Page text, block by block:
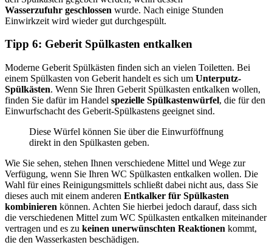
Wasserzufuhr geschlossen wurde. Nach einige Stunden
Einwirkzeit wird wieder gut durchgespült.
Tipp 6: Geberit Spülkasten entkalken
Moderne Geberit Spülkästen finden sich an vielen Toiletten. Bei
einem Spülkasten von Geberit handelt es sich um Unterputz-
Spülkästen. Wenn Sie Ihren Geberit Spülkasten entkalken wollen,
finden Sie dafür im Handel spezielle Spülkastenwürfel, die für den
Einwurfschacht des Geberit-Spülkastens geeignet sind.
Diese Würfel können Sie über die Einwurföffnung
direkt in den Spülkasten geben.
Wie Sie sehen, stehen Ihnen verschiedene Mittel und Wege zur
Verfügung, wenn Sie Ihren WC Spülkasten entkalken wollen. Die
Wahl für eines Reinigungsmittels schließt dabei nicht aus, dass Sie
dieses auch mit einem anderen Entkalker für Spülkasten
kombinieren können. Achten Sie hierbei jedoch darauf, dass sich
die verschiedenen Mittel zum WC Spülkasten entkalken miteinander
vertragen und es zu keinen unerwünschten Reaktionen kommt,
die den Wasserkasten beschädigen.